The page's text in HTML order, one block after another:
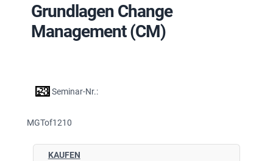
Grundlagen Change
Management (CM)
Seminar-Nr.:
MGTof1210
KAUFEN